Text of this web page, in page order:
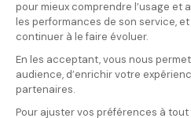
Donnez votre avis
Votre note
Votre commentaire
Il faut vous connecter pour
publier un avis